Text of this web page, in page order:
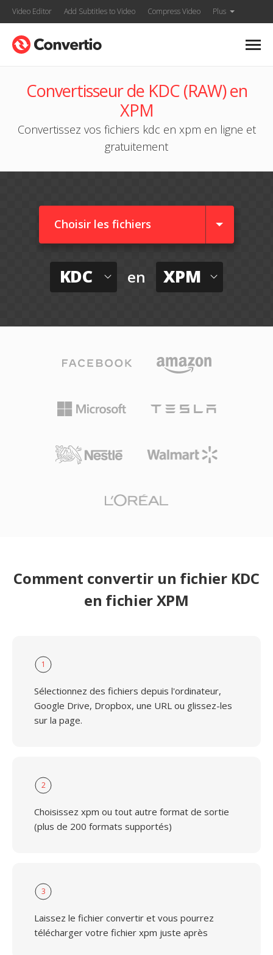
Video Editor Add Subtitles to Video Compress Video Plus
Convertisseur de KDC (RAW) en
XPM
Convertissez vos fichiers kdc en xpm en ligne et
gratuitement
Choisir les fichiers
KDC en XPM
Comment convertir un fichier KDC
en fichier XPM
1
Sélectionnez des fichiers depuis l'ordinateur,
Google Drive, Dropbox, une URL ou glissez-les
sur la page.
2
Choisissez xpm ou tout autre format de sortie
(plus de 200 formats supportés)
3
Laissez le fichier convertir et vous pourrez
télécharger votre fichier xpm juste après